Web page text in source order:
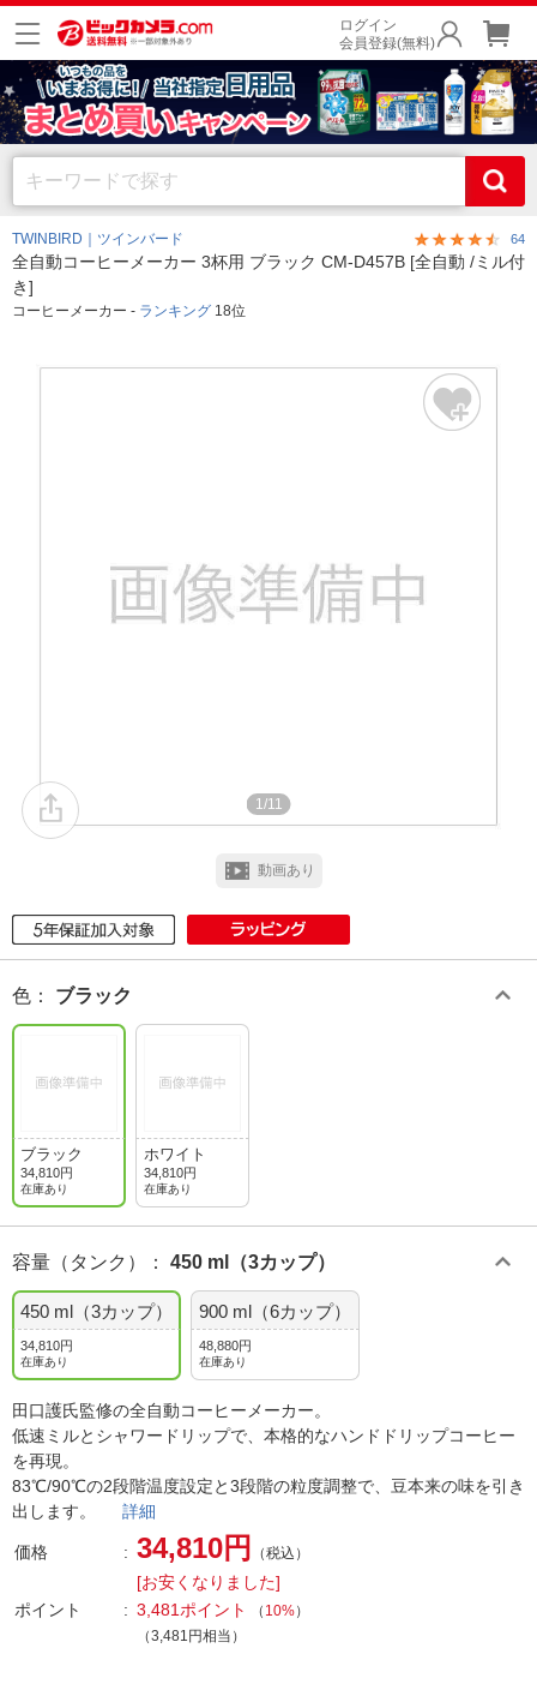
ログイン
会員登録(無料)
TWINBIRD｜ツインバード 64
全自動コーヒーメーカー 3杯用 ブラック CM-D457B [全自動 /ミル付
き]
コーヒーメーカー - ランキング 18位
1/11
動画あり
色 ： ブラック
ブラック
34,810円
在庫あり
ホワイト
34,810円
在庫あり
容量（タンク） ： 450 ml（3カップ）
450 ml（3カップ）
34,810円
在庫あり
900 ml（6カップ）
48,880円
在庫あり
田口護氏監修の全自動コーヒーメーカー。
低速ミルとシャワードリップで、本格的なハンドドリップコーヒー
を再現。
83℃/90℃の2段階温度設定と3段階の粒度調整で、豆本来の味を引き
出します。 詳細
価格 34,810円 （税込）
[お安くなりました]
ポイント
3,481ポイント （ 10%）
（3,481円相当）